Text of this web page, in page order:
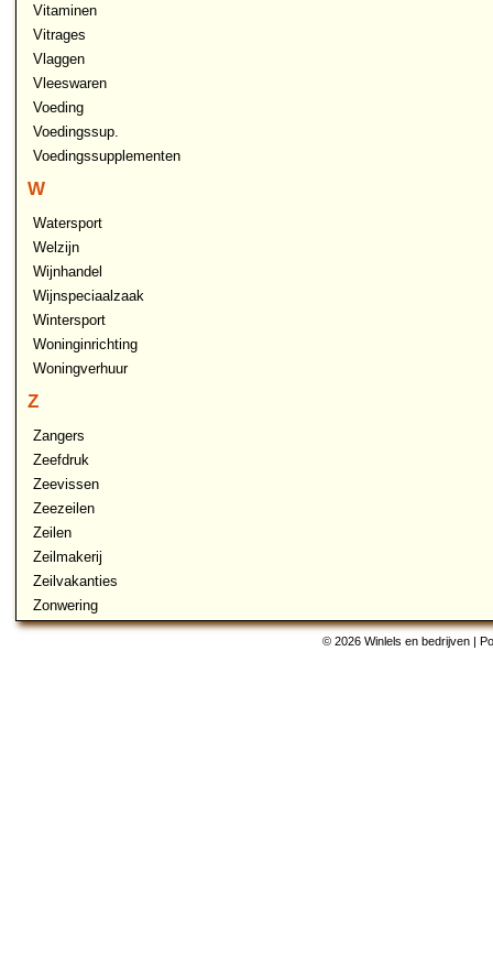
Vitaminen
Vitrages
Vlaggen
Vleeswaren
Voeding
Voedingssup.
Voedingssupplementen
W
Watersport
Welzijn
Wijnhandel
Wijnspeciaalzaak
Wintersport
Woninginrichting
Woningverhuur
Z
Zangers
Zeefdruk
Zeevissen
Zeezeilen
Zeilen
Zeilmakerij
Zeilvakanties
Zonwering
© 2026 Winlels en bedrijven |